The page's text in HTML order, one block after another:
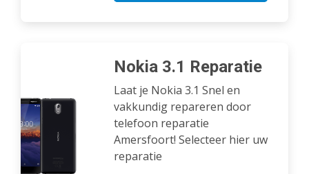
Nokia 3.1 Reparatie
Laat je Nokia 3.1 Snel en
vakkundig repareren door
telefoon reparatie
Amersfoort! Selecteer hier uw
reparatie